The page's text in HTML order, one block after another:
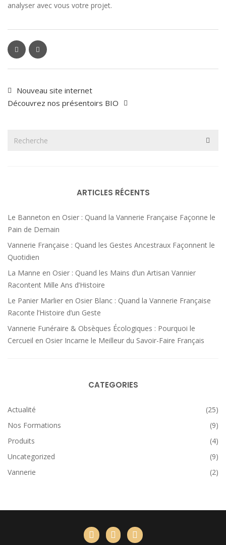
analyser avec vous votre projet.
Nouveau site internet
Découvrez nos présentoirs BIO
ARTICLES RÉCENTS
Le Banneton en Osier : Quand la Vannerie Française Façonne le
Pain de Demain
Vannerie Française : Quand les Gestes Ancestraux Façonnent le
Quotidien
La Manne en Osier : Quand les Mains d’un Artisan Vannier
Racontent Mille Ans d’Histoire
Le Panier Marlier en Osier Blanc : Quand la Vannerie Française
Raconte l’Histoire d’un Geste
Vannerie Funéraire & Obsèques Écologiques : Pourquoi le
Cercueil en Osier Incarne le Meilleur du Savoir-Faire Français
CATEGORIES
Actualité
(25)
Nos Formations
(9)
Produits
(4)
Uncategorized
(9)
Vannerie
(2)